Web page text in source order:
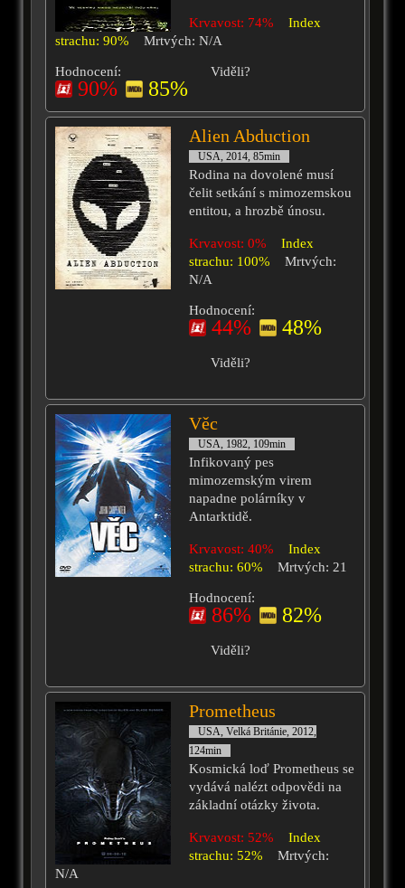
Krvavost: 74%
Index
strachu: 90%
Mrtvých: N/A
Hodnocení:
90% 85%
Viděli?
Alien Abduction
USA, 2014, 85min
Rodina na dovolené musí
čelit setkání s mimozemskou
entitou, a hrozbě únosu.
Krvavost: 0%
Index
strachu: 100%
Mrtvých:
N/A
Hodnocení:
44% 48%
Viděli?
Věc
USA, 1982, 109min
Infikovaný pes
mimozemským virem
napadne polárníky v
Antarktidě.
Krvavost: 40%
Index
strachu: 60%
Mrtvých: 21
Hodnocení:
86% 82%
Viděli?
Prometheus
USA, Velká Británie, 2012,
124min
Kosmická loď Prometheus se
vydává nalézt odpovědi na
základní otázky života.
Krvavost: 52%
Index
strachu: 52%
Mrtvých:
N/A